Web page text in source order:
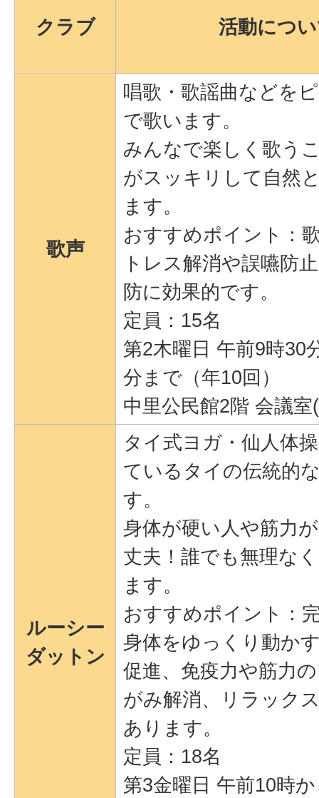
クラブ 活動につ
歌声
唱歌・歌謡曲などを
で歌います。
みんなで楽しく歌う
がスッキリして自然
ます。
おすすめポイント：
トレス解消や誤嚥防
防に効果的です。
定員：15名
第2木曜日 午前9時30
分まで（年10回）
中里公民館2階 会議
ルーシー
ダットン
タイ式ヨガ・仙人体
ているタイの伝統的
す。
身体が硬い人や筋力
丈夫！誰でも無理な
ます。
おすすめポイント：
身体をゆっくり動か
促進、免疫力や筋力
がみ解消、リラック
あります。
定員：18名
第3金曜日 午前10時